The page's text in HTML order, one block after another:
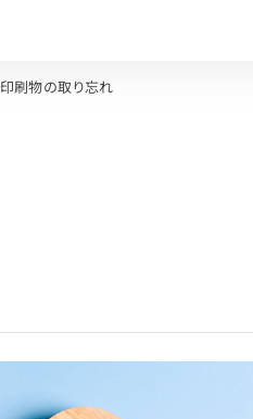
印刷物の取り忘れ